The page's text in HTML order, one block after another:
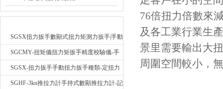
SGSX扭力扳手數顯式扭力矩測力扳手|手動
定扭矩檢測扳手
SGCMY-扭矩儀扭力矩扳手精度校驗儀-手
動扳子扭矩校準儀
SGSX-扭力扳手手動扭力扳手種類-定扭力
矩檢測扳手價格
SGHF-3kn推拉力計手持式數顯推拉力計-記
76倍扭力倍數來減
及各工業行業生產
景里需要輸出大
周圍空間較小